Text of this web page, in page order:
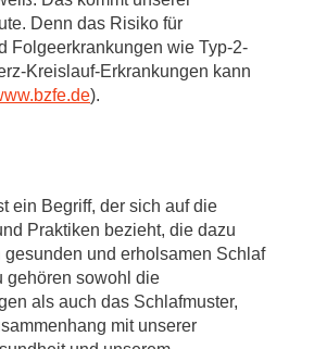
Denn das Risiko für
Folgeerkrankungen wie Typ-2-
Kreislauf-Erkrankungen kann
).
ein Begriff, der sich auf die
Praktiken bezieht, die dazu
gesunden und erholsamen Schlaf
gehören sowohl die
als auch das Schlafmuster,
mit unserer